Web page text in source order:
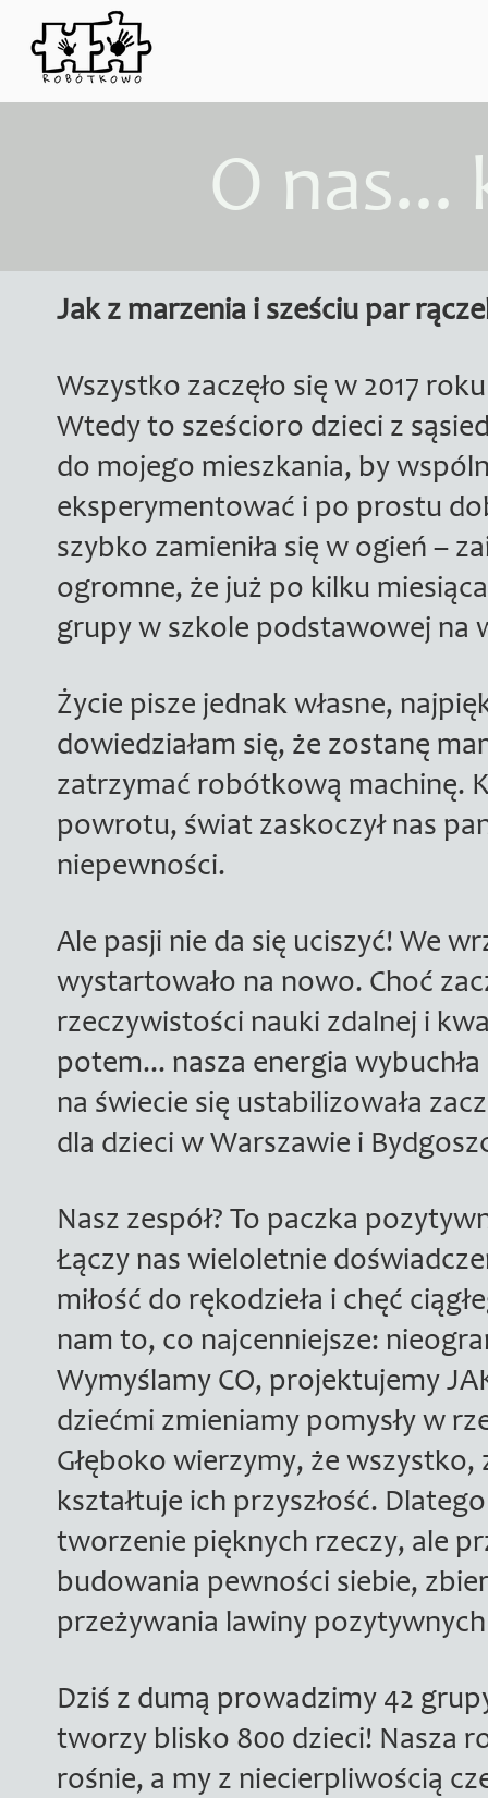
O nas...
Jak z marzenia i sześciu par
Wszystko zaczęło się w 2017
Wtedy to sześcioro dzieci z
do mojego mieszkania, by
eksperymentować i po prostu
szybko zamieniła się w ogień –
ogromne, że już po kilku
grupy w szkole podstawowej na
Życie pisze jednak własne,
dowiedziałam się, że zostanę
zatrzymać robótkową machinę.
powrotu, świat zaskoczył nas
niepewności.
Ale pasji nie da się uciszyć! We
wystartowało na nowo. Choć
rzeczywistości nauki zdalnej i
potem... nasza energia
na świecie się ustabilizowała
dla dzieci w Warszawie i
Nasz zespół? To paczka
Łączy nas wieloletnie
miłość do rękodzieła i chęć
nam to, co najcenniejsze:
Wymyślamy CO, projektujemy
dziećmi zmieniamy pomysły w
Głęboko wierzymy, że wszystko,
kształtuje ich przyszłość.
tworzenie pięknych rzeczy, ale
budowania pewności siebie,
przeżywania lawiny
Dziś z dumą prowadzimy 42
tworzy blisko 800 dzieci! Nasza
rośnie, a my z niecierpliwością